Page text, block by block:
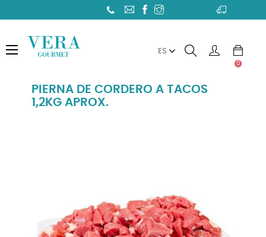
Toggle
☰ ES
0
PIERNA DE CORDERO A TACOS
1,2KG APROX.